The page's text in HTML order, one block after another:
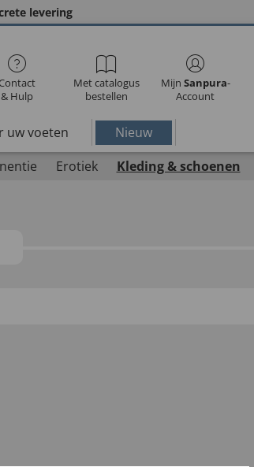
levering
Contact
& Hulp
Met catalogus
bestellen
Mijn Sanpura-
Account
uw voeten
Nieuw
Erotiek Kleding & schoenen